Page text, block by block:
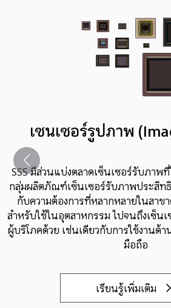
เซนเซอร์รูปภาพ
SSS มีส่วนแบ่งตลาดเซ็นเซอร์รับภาพ
กลุ่มผลิตภัณฑ์เซ็นเซอร์รับภาพประสิท
กับความต้องการที่หลากหลายในสาข
สำหรับใช้ในอุตสาหกรรม ไปจนถึงเซ็น
ผู้บริโภคด้วย เช่นเดียวกับการใช้งาน
มือถือ
เรียนรู้เพิ่มเติม